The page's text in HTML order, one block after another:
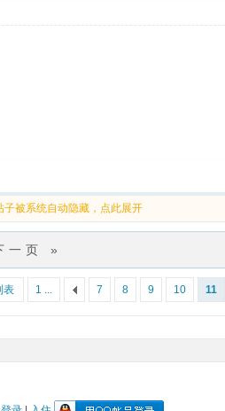
子被系统自动隐藏，点此展开
一页 »
1 ... 7 8 9 10 11
表